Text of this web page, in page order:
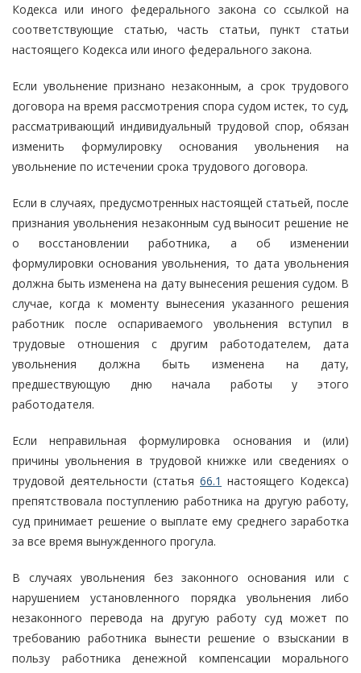
Кодекса или иного федерального закона со ссылкой на
соответствующие статью, часть статьи, пункт статьи
настоящего Кодекса или иного федерального закона.
Если увольнение признано незаконным, а срок трудового
договора на время рассмотрения спора судом истек, то суд,
рассматривающий индивидуальный трудовой спор, обязан
изменить формулировку основания увольнения на
увольнение по истечении срока трудового договора.
Если в случаях, предусмотренных настоящей статьей, после
признания увольнения незаконным суд выносит решение не
о восстановлении работника, а об изменении
формулировки основания увольнения, то дата увольнения
должна быть изменена на дату вынесения решения судом. В
случае, когда к моменту вынесения указанного решения
работник после оспариваемого увольнения вступил в
трудовые отношения с другим работодателем, дата
увольнения должна быть изменена на дату,
предшествующую дню начала работы у этого
работодателя.
Если неправильная формулировка основания и (или)
причины увольнения в трудовой книжке или сведениях о
трудовой деятельности (статья 66.1 настоящего Кодекса)
препятствовала поступлению работника на другую работу,
суд принимает решение о выплате ему среднего заработка
за все время вынужденного прогула.
В случаях увольнения без законного основания или с
нарушением установленного порядка увольнения либо
незаконного перевода на другую работу суд может по
требованию работника вынести решение о взыскании в
пользу работника денежной компенсации морального